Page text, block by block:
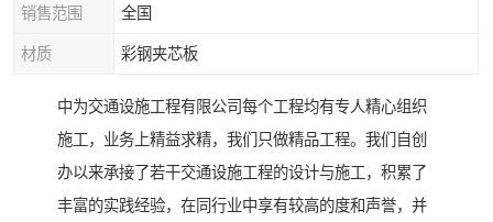
销售范围 全国
材质 彩钢夹芯板
中为交通设施工程有限公司每个工程均有专人精心组织
施工，业务上精益求精，我们只做精品工程。我们自创
办以来承接了若干交通设施工程的设计与施工，积累了
丰富的实践经验，在同行业中享有较高的度和声誉，并